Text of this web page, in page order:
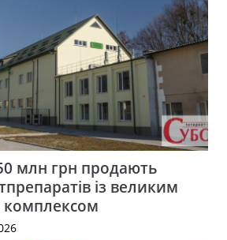
млн грн продають
із великим